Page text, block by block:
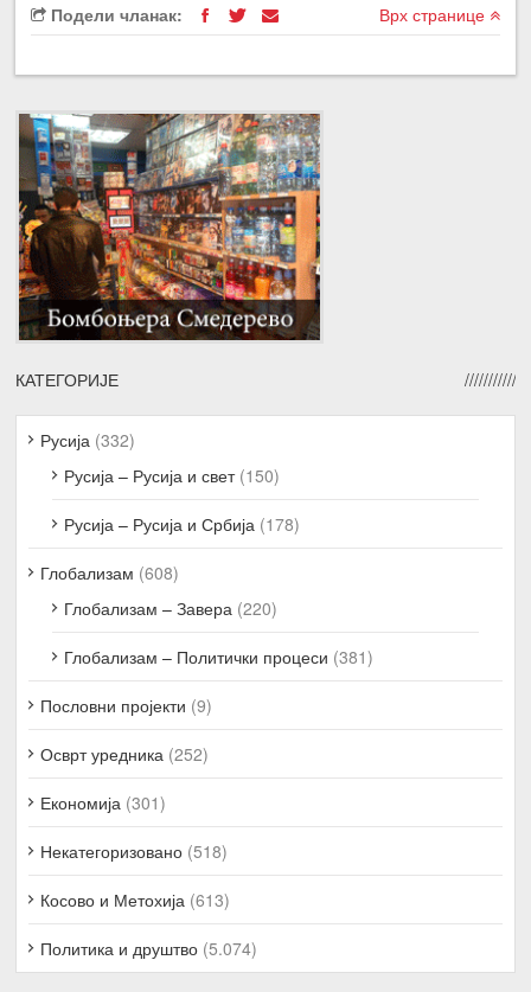
Подели чланак: Врх странице
КАТЕГОРИЈЕ
Русија (332)
Русија – Русија и свет(150)
Русија – Русија и Србија (178)
Глобализам (608)
Глобализам – Завера (220)
Глобализам – Политички процеси (381)
Пословни пројекти (9)
Осврт уредника (252)
Економија (301)
Некатегоризовано (518)
Косово и Метохија (613)
Политика и друштво (5.074)